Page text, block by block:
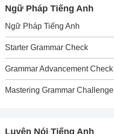
Ngữ Pháp Tiếng Anh
Ngữ Pháp Tiếng Anh
Starter Grammar Check
Grammar Advancement Check
Mastering Grammar Challenge
Luyện Nói Tiếng Anh